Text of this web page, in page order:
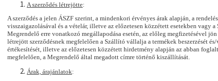
A szerződés létrejötte:
A szerződés a jelen ÁSZF szerint, a mindenkori érvényes árak alapján, a rendelés
visszaigazolásával és a vételár, illetve az előzetesen közzétett esetekben vagy a
Megrendelő erre vonatkozó megállapodása esetén, az előleg megfizetésével
létrejött szerződésnek megfelelően a Szállító vállalja a termékek beszerzését
értékesítését, illetve az előzetesen közzétett hirdetmény alapján az abban
megfelelően, a Megrendelő által megadott címre történő kiszállítását.
Árak, árajánlatok: